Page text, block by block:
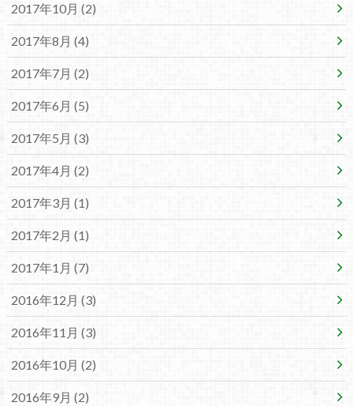
2017年10月 (2)
2017年8月 (4)
2017年7月 (2)
2017年6月 (5)
2017年5月 (3)
2017年4月 (2)
2017年3月 (1)
2017年2月 (1)
2017年1月 (7)
2016年12月 (3)
2016年11月 (3)
2016年10月 (2)
2016年9月 (2)